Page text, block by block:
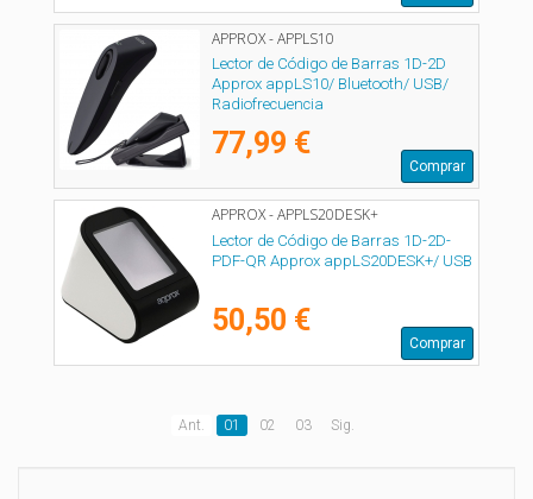
APPROX - APPLS10
Lector de Código de Barras 1D-2D
Approx appLS10/ Bluetooth/ USB/
Radiofrecuencia
77,99 €
Comprar
APPROX - APPLS20DESK+
Lector de Código de Barras 1D-2D-
PDF-QR Approx appLS20DESK+/ USB
50,50 €
Comprar
Ant. 01 02 03 Sig.